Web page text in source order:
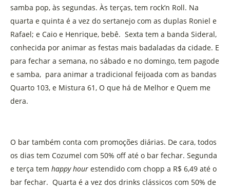
samba pop, às segundas. Às terças, tem rock’n Roll. Na
quarta e quinta é a vez do sertanejo com as duplas Roniel e
Rafael; e Caio e Henrique, bebê. Sexta tem a banda Sideral,
conhecida por animar as festas mais badaladas da cidade. E
para fechar a semana, no sábado e no domingo, tem pagode
e samba, para animar a tradicional feijoada com as bandas
Quarto 103, e Mistura 61, O que há de Melhor e Quem me
dera.
O bar também conta com promoções diárias. De cara, todos
os dias tem Cozumel com 50% off até o bar fechar. Segunda
e terça tem happy hour estendido com chopp a R$ 6,49 até o
bar fechar. Quarta é a vez dos drinks clássicos com 50% de